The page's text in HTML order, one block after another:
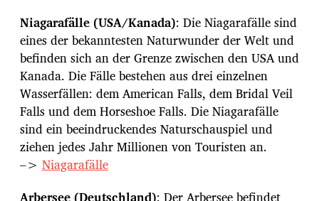
Niagarafälle (USA/Kanada): Die Niagarafälle sind
eines der bekanntesten Naturwunder der Welt und
befinden sich an der Grenze zwischen den USA und
Kanada. Die Fälle bestehen aus drei einzelnen
Wasserfällen: dem American Falls, dem Bridal Veil
Falls und dem Horseshoe Falls. Die Niagarafälle
sind ein beeindruckendes Naturschauspiel und
ziehen jedes Jahr Millionen von Touristen an.
–> Niagarafälle